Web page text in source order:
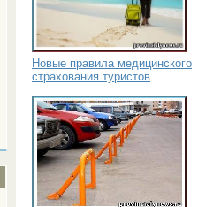
Новые правила медицинского
страхования туристов